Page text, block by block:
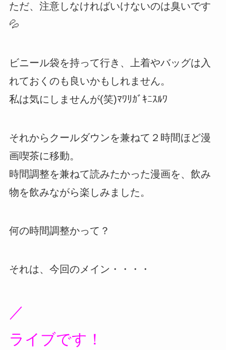
ただ、注意しなければいけないのは臭いです
💦
ビニール袋を持って行き、上着やバッグは入
れておくのも良いかもしれません。
私は気にしませんが(笑)ﾏﾜﾘｶﾞｷﾆｽﾙﾜ
それからクールダウンを兼ねて２時間ほど漫
画喫茶に移動。
時間調整を兼ねて読みたかった漫画を、飲み
物を飲みながら楽しみました。
何の時間調整かって？
それは、今回のメイン・・・・
／
ライブです！